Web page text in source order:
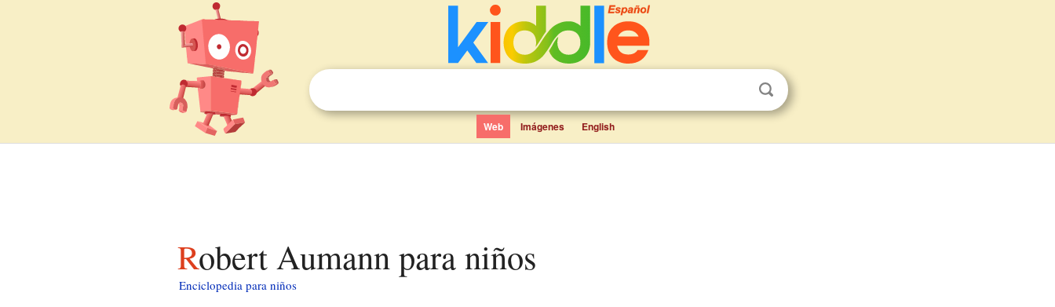
Web Imágenes English
Robert Aumann para niños
Enciclopedia para niños